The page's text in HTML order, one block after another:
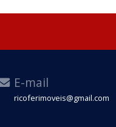
WhatsApp
E-mail
ricoferimoveis@gmail.com